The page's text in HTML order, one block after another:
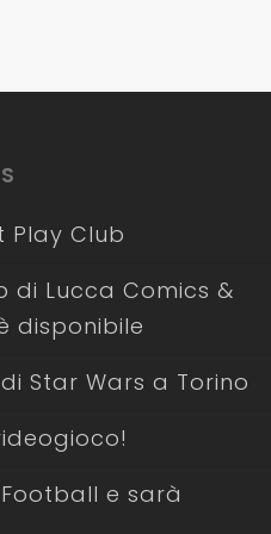
Play Club
di Lucca Comics &
disponibile
Star Wars a Torino
e sarà